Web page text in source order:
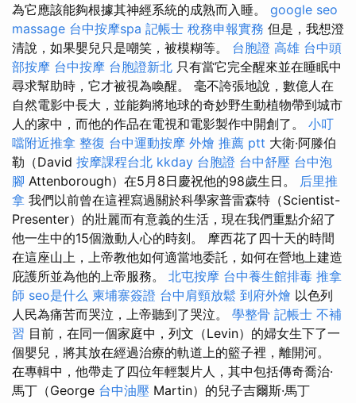
為它應該能夠根據其神經系統的成熟而入睡。 google seo
massage 台中按摩spa 記帳士 稅務申報實務 但是，我想澄
清說，如果嬰兒只是嘲笑，被模糊等。 台胞證 高雄 台中頭
部按摩 台中按摩 台胞證新北 只有當它完全醒來並在睡眠中
尋求幫助時，它才被視為喚醒。 毫不誇張地說，數億人在
自然電影中長大，並能夠將地球的奇妙野生動植物帶到城市
人的家中，而他的作品在電視和電影製作中開創了。 小叮
噹附近推拿 整復 台中運動按摩 外燴 推薦 ptt 大衛·阿滕伯
勒（David 按摩課程台北 kkday 台胞證 台中舒壓 台中泡
腳 Attenborough）在5月8日慶祝他的98歲生日。 后里推
拿 我們以前曾在這裡寫過關於科學家普雷森特（Scientist-
Presenter）的壯麗而有意義的生活，現在我們重點介紹了
他一生中的15個激動人心的時刻。 摩西花了四十天的時間
在這座山上，上帝教他如何適當地委託，如何在營地上建造
庇護所並為他的上帝服務。 北屯按摩 台中養生館排毒 推拿
師 seo是什么 柬埔寨簽證 台中肩頸放鬆 到府外燴 以色列
人民為痛苦而哭泣，上帝聽到了哭泣。 學整骨 記帳士 不補
習 目前，在同一個家庭中，列文（Levin）的婦女生下了一
個嬰兒，將其放在經過治療的軌道上的籃子裡，離開河。
在專輯中，他帶走了四位年輕製片人，其中包括傳奇喬治·
馬丁（George 台中油壓 Martin）的兒子吉爾斯·馬丁